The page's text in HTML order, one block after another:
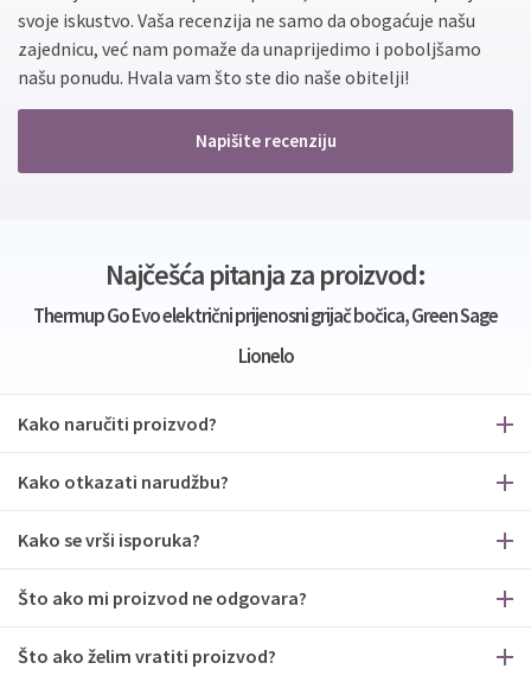
svoje iskustvo. Vaša recenzija ne samo da obogaćuje našu
zajednicu, već nam pomaže da unaprijedimo i poboljšamo
našu ponudu. Hvala vam što ste dio naše obitelji!
Napišite recenziju
Najčešća pitanja za proizvod:
Thermup Go Evo električni prijenosni grijač bočica, Green Sage
Lionelo
Kako naručiti proizvod?
Kako otkazati narudžbu?
Kako se vrši isporuka?
Što ako mi proizvod ne odgovara?
Što ako želim vratiti proizvod?